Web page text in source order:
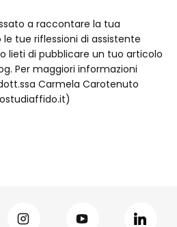
a raccontare la tua
le tue riflessioni di assistente
lieti di pubblicare un tuo articolo
Per maggiori informazioni
Carmela Carotenuto